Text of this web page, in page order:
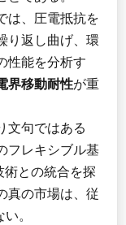
は、圧電抵抗を
り返し曲げ、環
性能を分析す
界移動耐性が重
文句ではある
フレキシブル基
術との統合を探
真の市場は、従
。